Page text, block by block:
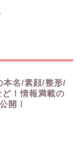
本名/素顔/整形/
！情報満載の
開！